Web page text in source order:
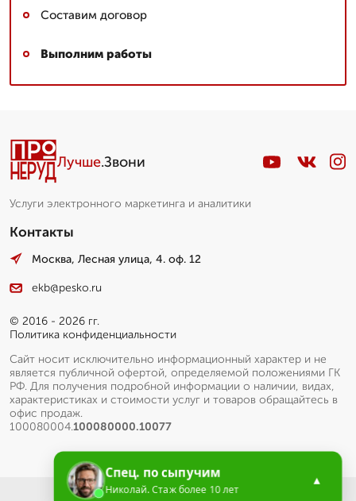
Составим договор
Выполним работы
Лучше.Звони
Услуги электронного маркетинга и аналитики
Контакты
Москва, Лесная улица, 4. оф. 12
ekb@pesko.ru
© 2016 - 2026 гг.
Политика конфиденциальности
Сайт носит исключительно информационный характер и не
является публичной офертой, определяемой положениями ГК
РФ. Для получения подробной информации о наличии, видах,
характеристиках и стоимости услуг и товаров обращайтесь в
офис продаж.
100080004.100080000.10077
Спец. по сыпучим
Николай. Стаж более 10 лет
▲